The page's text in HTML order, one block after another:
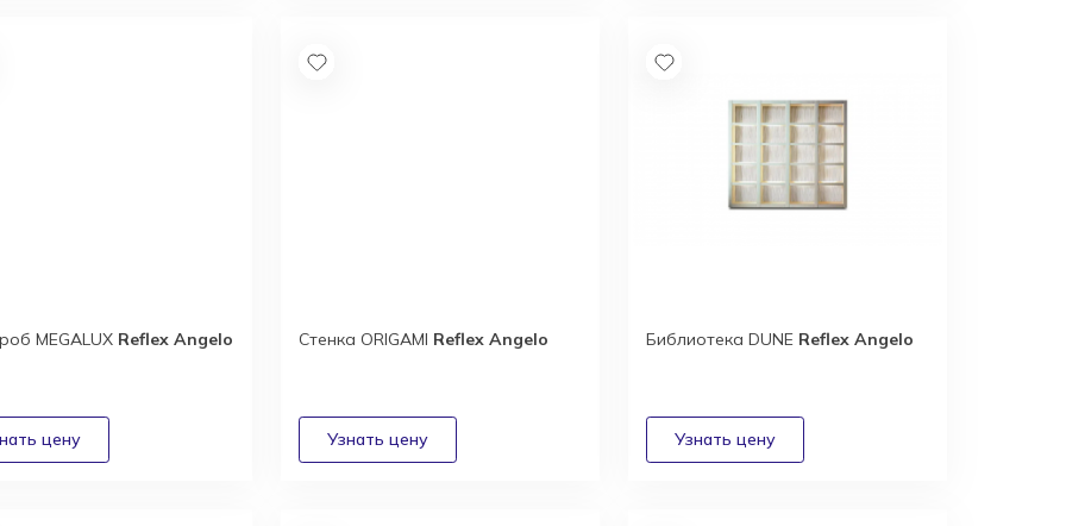
MEGALUX Reflex Angelo Стенка ORIGAMI Reflex Angelo Библиотека DUNE Reflex Angelo